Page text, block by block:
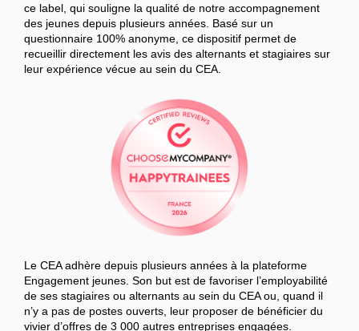
ce label, qui souligne la qualité de notre accompagnement
des jeunes depuis plusieurs années. Basé sur un
questionnaire 100% anonyme, ce dispositif permet de
recueillir directement les avis des alternants et stagiaires sur
leur expérience vécue au sein du CEA.
Le CEA adhère depuis plusieurs années à la plateforme
Engagement jeunes. Son but est de favoriser l’employabilité
de ses stagiaires ou alternants au sein du CEA ou, quand il
n’y a pas de postes ouverts, leur proposer de bénéficier du
vivier d’offres de 3 000 autres entreprises engagées.